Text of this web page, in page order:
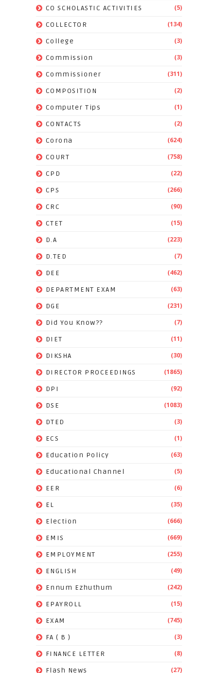
CO SCHOLASTIC ACTIVITIES (5)
COLLECTOR (134)
College (3)
Commission (3)
Commissioner (311)
COMPOSITION (2)
Computer Tips (1)
CONTACTS (2)
Corona (624)
COURT (758)
CPD (22)
CPS (266)
CRC (90)
CTET (15)
D.A (223)
D.TED (7)
DEE (462)
DEPARTMENT EXAM (63)
DGE (231)
Did You Know?? (7)
DIET (11)
DIKSHA (30)
DIRECTOR PROCEEDINGS (1865)
DPI (92)
DSE (1083)
DTED (3)
ECS (1)
Education Policy (63)
Educational Channel (5)
EER (6)
EL (35)
Election (666)
EMIS (669)
EMPLOYMENT (255)
ENGLISH (49)
Ennum Ezhuthum (242)
EPAYROLL (15)
EXAM (745)
FA ( B ) (3)
FINANCE LETTER (8)
Flash News (27)